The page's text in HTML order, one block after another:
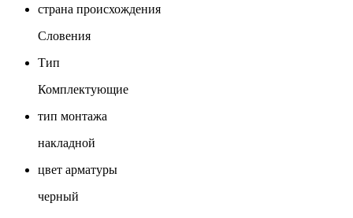
страна происхождения
Словения
Тип
Комплектующие
тип монтажа
накладной
цвет арматуры
черный